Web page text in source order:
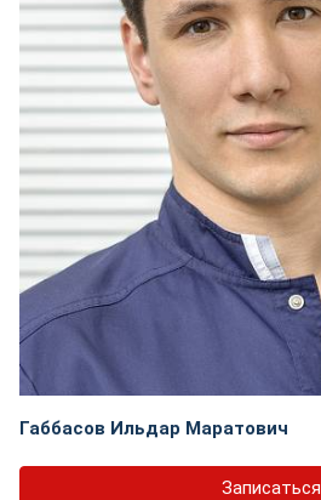
Габбасов Ильдар Маратович
Записаться